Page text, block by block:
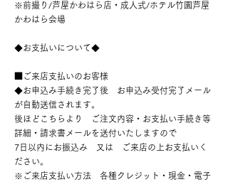
※前撮り/芦屋かわはら店・成人式/ホテル竹園芦屋
かわはら会場
◆お支払いについて◆
■ご来店支払いのお客様
◆お申込み手続き完了後 お申込み受付完了メール
が自動送信されます。
後ほどこちらより ご注文内容・お支払い手続き等
詳細・請求書メールを送付いたしますので
7日以内にお振込み 又は ご来店の上お支払いく
ださい。
※ご来店支払い方法 各種クレジット・現金・電子